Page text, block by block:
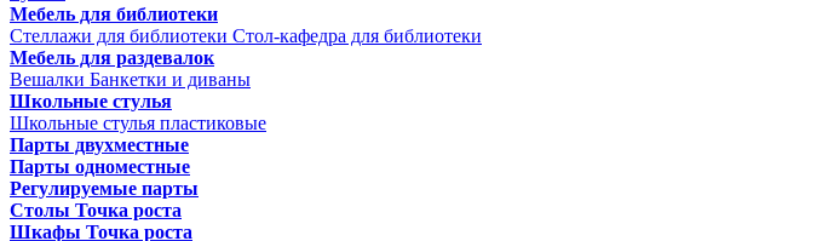
Мебель для библиотеки
Стеллажи для библиотеки Стол-кафедра для библиотеки
Мебель для раздевалок
Вешалки Банкетки и диваны
Школьные стулья
Школьные стулья пластиковые
Парты двухместные
Парты одноместные
Регулируемые парты
Столы Точка роста
Шкафы Точка роста